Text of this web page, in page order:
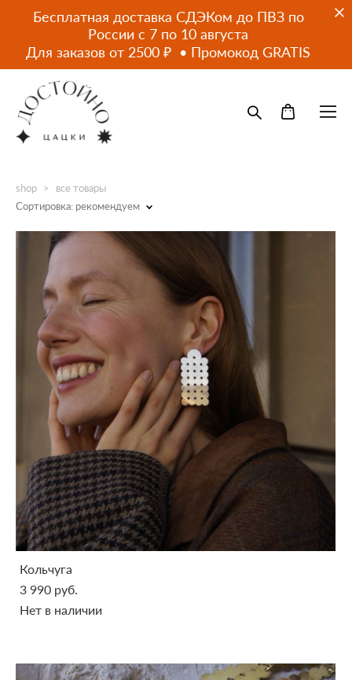
Бесплатная доставка СДЭКом до ПВЗ по
России с 7 по 10 августа
Для заказов от 2500 ₽ • Промокод GRATIS
shop >
все товары
Сортировка: рекомендуем
Кольчуга
3 990 pуб.
Нет в наличии